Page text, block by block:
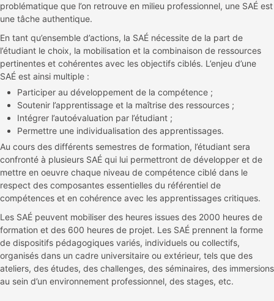
problématique que l’on retrouve en milieu professionnel, une SAÉ est
une tâche authentique.
En tant qu’ensemble d’actions, la SAÉ nécessite de la part de
l’étudiant le choix, la mobilisation et la combinaison de ressources
pertinentes et cohérentes avec les objectifs ciblés. L’enjeu d’une
SAÉ est ainsi multiple :
Participer au développement de la compétence ;
Soutenir l’apprentissage et la maîtrise des ressources ;
Intégrer l’autoévaluation par l’étudiant ;
Permettre une individualisation des apprentissages.
Au cours des différents semestres de formation, l’étudiant sera
confronté à plusieurs SAÉ qui lui permettront de développer et de
mettre en oeuvre chaque niveau de compétence ciblé dans le
respect des composantes essentielles du référentiel de
compétences et en cohérence avec les apprentissages critiques.
Les SAÉ peuvent mobiliser des heures issues des 2000 heures de
formation et des 600 heures de projet. Les SAÉ prennent la forme
de dispositifs pédagogiques variés, individuels ou collectifs,
organisés dans un cadre universitaire ou extérieur, tels que des
ateliers, des études, des challenges, des séminaires, des immersions
au sein d’un environnement professionnel, des stages, etc.